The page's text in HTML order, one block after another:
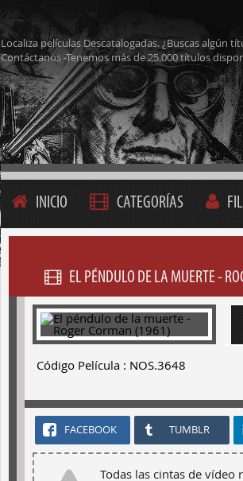
Localiza películas Descatalogadas. ¿Buscas algún
Contáctanos -Tenemos más de 25.000 títulos
INICIO CATEGORÍAS
EL PÉNDULO DE LA MUERTE -
Código Película : NOS.3648
FACEBOOK TUMBLR
Todas las cintas de vídeo